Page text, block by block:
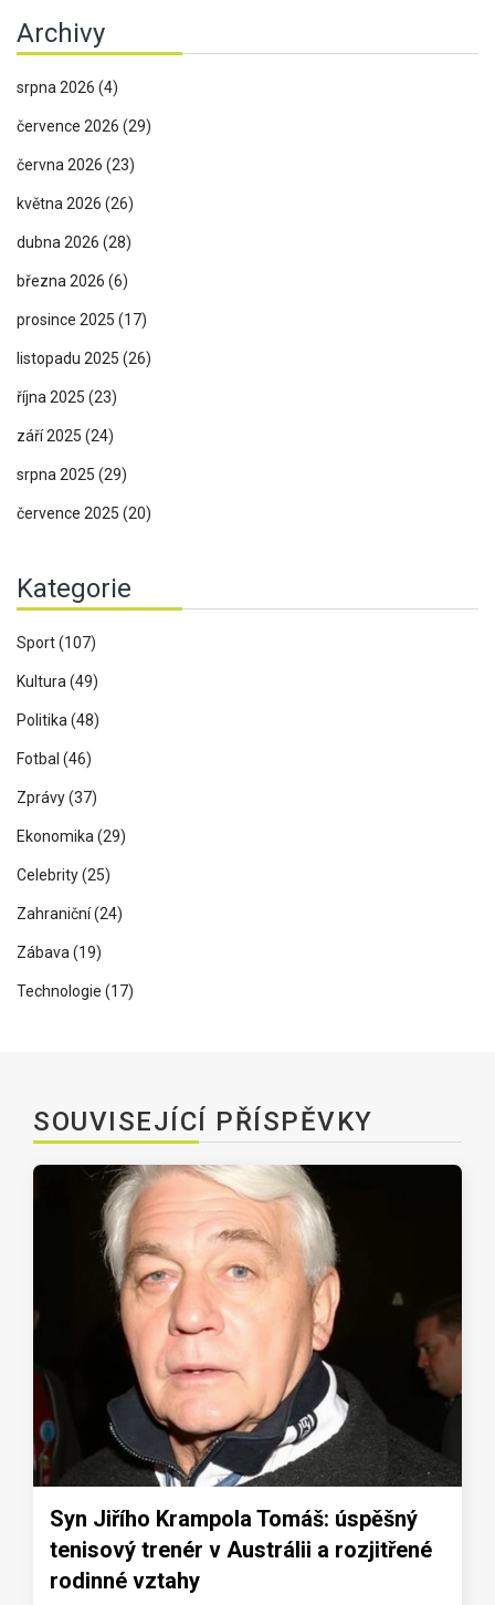
Archivy
srpna 2026 (4)
července 2026 (29)
června 2026 (23)
května 2026 (26)
dubna 2026 (28)
března 2026 (6)
prosince 2025 (17)
listopadu 2025 (26)
října 2025 (23)
září 2025 (24)
srpna 2025 (29)
července 2025 (20)
Kategorie
Sport(107)
Kultura(49)
Politika(48)
Fotbal (46)
Zprávy(37)
Ekonomika(29)
Celebrity(25)
Zahraniční(24)
Zábava(19)
Technologie (17)
SOUVISEJÍCÍ PŘÍSPĚVKY
Syn Jiřího Krampola Tomáš: úspěšný
tenisový trenér v Austrálii a rozjitřené
rodinné vztahy